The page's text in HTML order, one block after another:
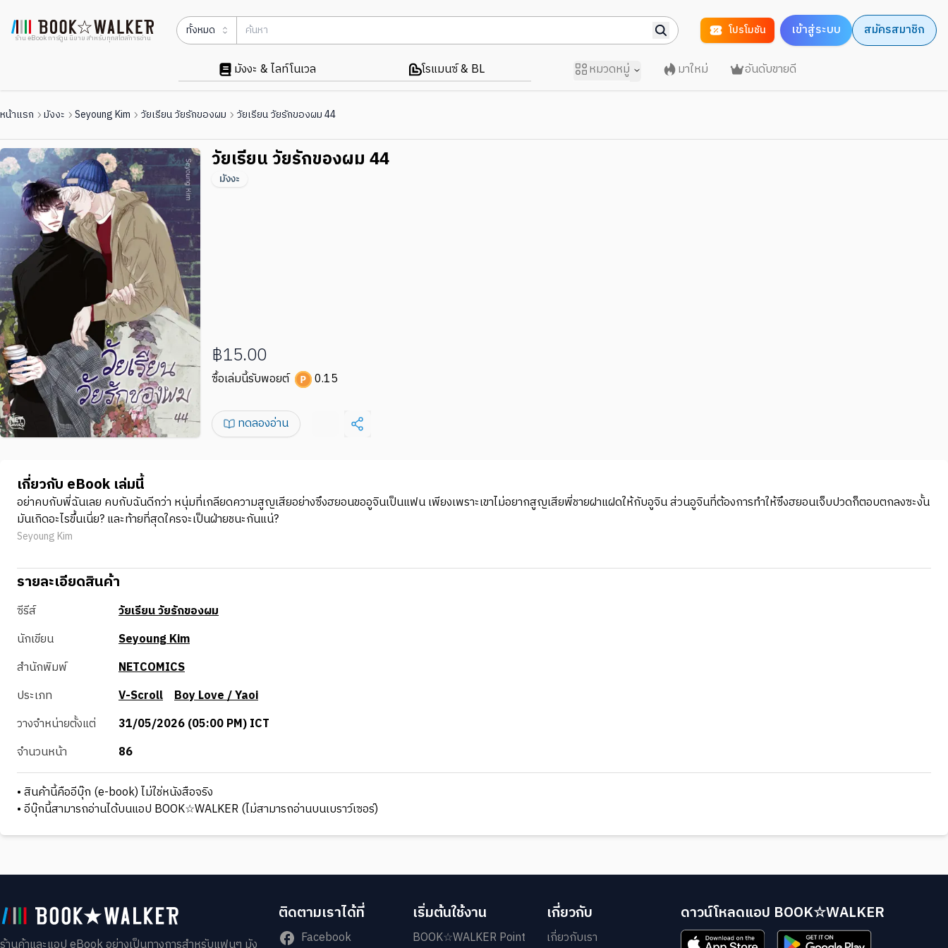
ร้าน eBook การ์ตูน นิยาย สำหรับทุกสไตล์การอ่าน
ทั้งหมด โปรโมชัน เข้าสู่ระบบ สมัครสมาชิก
มังงะ & ไลท์โนเวล โรแมนซ์ & BL หมวดหมู่ มาใหม่ อันดับขายดี
หน้าแรก มังงะ Seyoung Kim วัยเรียน วัยรักของผม วัยเรียน วัยรักของผม 44
วัยเรียน วัยรักของผม 44
มังงะ
฿15.00
ซื้อเล่มนี้รับพอยต์ 0.15
ทดลองอ่าน
เกี่ยวกับ eBook เล่มนี้
อย่าคบกับพี่ฉันเลย คบกับฉันดีกว่า หนุ่มที่เกลียดความสูญเสียอย่างซึงฮยอนขออูจินเป็นแฟน เพียงเพราะเขาไม่อยากสูญเสียพี่ชายฝาแฝดให้กับอูจิน ส่วนอูจินที่ต้องการทำให้ซึงฮยอนเจ็บปวดก็ตอบตกลงซะงั้น
มันเกิดอะไรขึ้นเนี่ย? และท้ายที่สุดใครจะเป็นฝ่ายชนะกันแน่?
Seyoung Kim
รายละเอียดสินค้า
ซีรีส์
วัยเรียน วัยรักของผม
นักเขียน
Seyoung Kim
สำนักพิมพ์
NETCOMICS
ประเภท
V-Scroll Boy Love / Yaoi
วางจำหน่ายตั้งแต่
31/05/2026 (05:00 PM) ICT
จำนวนหน้า
86
• สินค้านี้คืออีบุ๊ก (e-book) ไม่ใช่หนังสือจริง
• อีบุ๊กนี้สามารถอ่านได้บนแอป BOOK☆WALKER (ไม่สามารถอ่านบนเบราว์เซอร์)
ติดตามเราได้ที่
Facebook
เริ่มต้นใช้งาน
BOOK☆WALKER Point
เกี่ยวกับ
เกี่ยวกับเรา
ดาวน์โหลดแอป BOOK☆WALKER